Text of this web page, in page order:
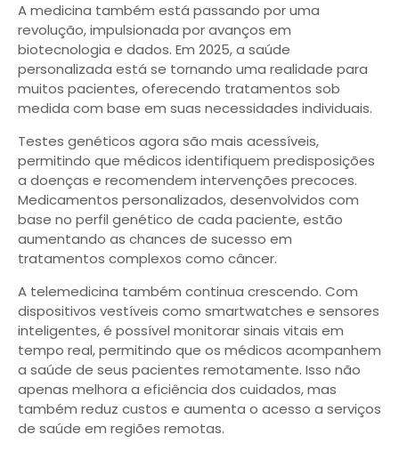
A medicina também está passando por uma
revolução, impulsionada por avanços em
biotecnologia e dados. Em 2025, a saúde
personalizada está se tornando uma realidade para
muitos pacientes, oferecendo tratamentos sob
medida com base em suas necessidades individuais.
Testes genéticos agora são mais acessíveis,
permitindo que médicos identifiquem predisposições
a doenças e recomendem intervenções precoces.
Medicamentos personalizados, desenvolvidos com
base no perfil genético de cada paciente, estão
aumentando as chances de sucesso em
tratamentos complexos como câncer.
A telemedicina também continua crescendo. Com
dispositivos vestíveis como smartwatches e sensores
inteligentes, é possível monitorar sinais vitais em
tempo real, permitindo que os médicos acompanhem
a saúde de seus pacientes remotamente. Isso não
apenas melhora a eficiência dos cuidados, mas
também reduz custos e aumenta o acesso a serviços
de saúde em regiões remotas.